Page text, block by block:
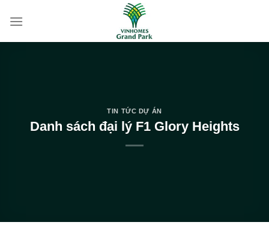
qua
TIN TỨC DỰ ÁN
Danh sách đại lý F1 Glory Heights